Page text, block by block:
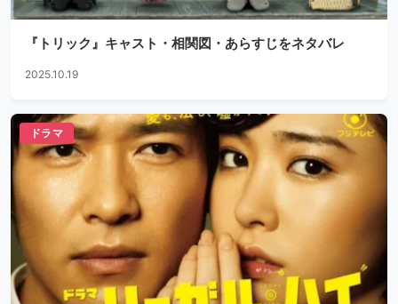
『トリック』キャスト・相関図・あらすじをネタバレ
2025.10.19
ドラマ